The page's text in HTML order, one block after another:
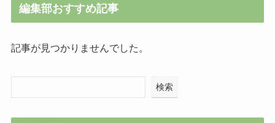
編集部おすすめ記事
記事が見つかりませんでした。
検索